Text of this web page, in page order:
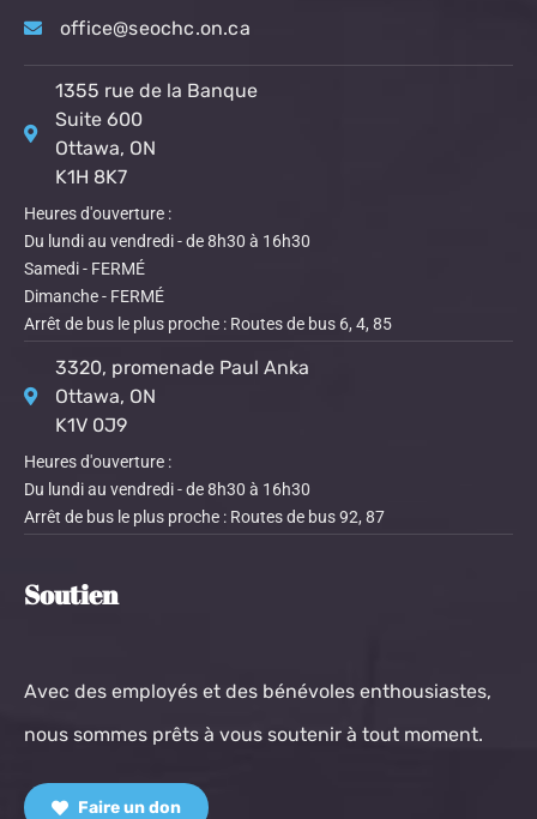
office@seochc.on.ca
1355 rue de la Banque
Suite 600
Ottawa, ON
K1H 8K7
Heures d'ouverture :
Du lundi au vendredi - de 8h30 à 16h30
Samedi - FERMÉ
Dimanche - FERMÉ
Arrêt de bus le plus proche : Routes de bus 6, 4, 85
3320, promenade Paul Anka
Ottawa, ON
K1V 0J9
Heures d'ouverture :
Du lundi au vendredi - de 8h30 à 16h30
Arrêt de bus le plus proche : Routes de bus 92, 87
Soutien
Avec des employés et des bénévoles enthousiastes,
nous sommes prêts à vous soutenir à tout moment.
Faire un don